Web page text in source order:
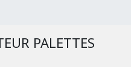
PALETTES